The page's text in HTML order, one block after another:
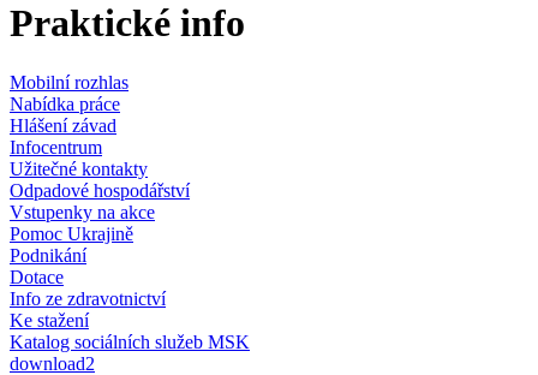
Praktické info
Mobilní rozhlas
Nabídka práce
Hlášení závad
Infocentrum
Užitečné kontakty
Odpadové hospodářství
Vstupenky na akce
Pomoc Ukrajině
Podnikání
Dotace
Info ze zdravotnictví
Ke stažení
Katalog sociálních služeb MSK
download2